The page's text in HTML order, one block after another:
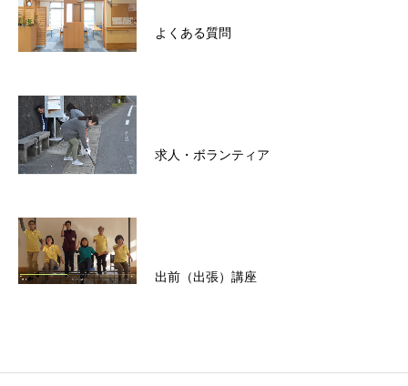
よくある質問
求人・ボランティア
出前（出張）講座